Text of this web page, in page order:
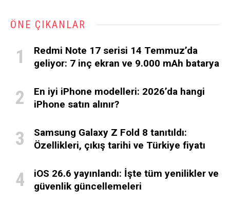
ÖNE ÇIKANLAR
Redmi Note 17 serisi 14 Temmuz’da
geliyor: 7 inç ekran ve 9.000 mAh batarya
En iyi iPhone modelleri: 2026’da hangi
iPhone satın alınır?
Samsung Galaxy Z Fold 8 tanıtıldı:
Özellikleri, çıkış tarihi ve Türkiye fiyatı
iOS 26.6 yayınlandı: İşte tüm yenilikler ve
güvenlik güncellemeleri